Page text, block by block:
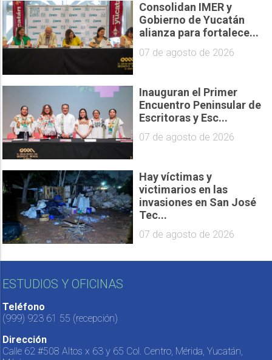
Consolidan IMER y
Gobierno de Yucatán
alianza para fortalece...
07 de agosto de 2026
Inauguran el Primer
Encuentro Peninsular de
Escritoras y Esc...
07 de agosto de 2026
Hay víctimas y
victimarios en las
invasiones en San José
Tec...
07 de agosto de 2026
ESTUDIOS Y OFICINAS
Teléfono
(999) 923 61 55 (recepción)
Dirección
Calle 62 #508 Altos x 63 y 65 Col. Centro, Mérida, Yucatán,